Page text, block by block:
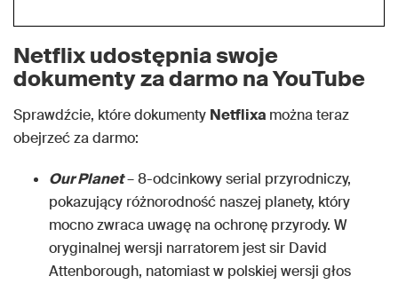
Netflix udostępnia swoje
dokumenty za darmo na YouTube
Sprawdźcie, które dokumenty Netflixa można teraz
obejrzeć za darmo:
Our Planet– 8-odcinkowy serial przyrodniczy,
pokazujący różnorodność naszej planety, który
mocno zwraca uwagę na ochronę przyrody. W
oryginalnej wersji narratorem jest sir David
Attenborough, natomiast w polskiej wersji głos